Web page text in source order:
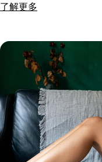
了解更多